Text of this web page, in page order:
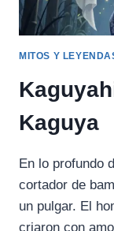
MITOS Y
Kaguya
En lo profundo
cortador de
un pulgar. El
criaron con